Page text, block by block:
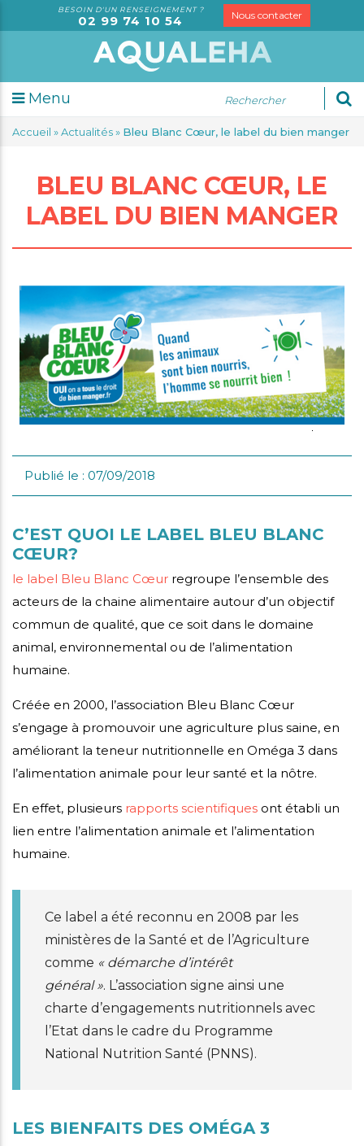
BESOIN D'UN RENSEIGNEMENT ?
02 99 74 10 54 Nous contacter
Menu
Accueil »Actualités» Bleu Blanc Cœur, le label du bien manger
BLEU BLANC CŒUR, LE
LABEL DU BIEN MANGER
Publié le : 07/09/2018
C’EST QUOI LE LABEL BLEU BLANC
CŒUR?
le label Bleu Blanc Cœur regroupe l’ensemble des
acteurs de la chaine alimentaire autour d’un objectif
commun de qualité, que ce soit dans le domaine
animal, environnemental ou de l’alimentation
humaine.
Créée en 2000, l’association Bleu Blanc Cœur
s’engage à promouvoir une agriculture plus saine, en
améliorant la teneur nutritionnelle en Oméga 3 dans
l’alimentation animale pour leur santé et la nôtre.
En effet, plusieurs rapports scientifiques ont établi un
lien entre l’alimentation animale et l’alimentation
humaine.
Ce label a été reconnu en 2008 par les
ministères de la Santé et de l’Agriculture
comme « démarche d’intérêt
général ». L’association signe ainsi une
charte d’engagements nutritionnels avec
l’Etat dans le cadre du Programme
National Nutrition Santé (PNNS).
LES BIENFAITS DES OMÉGA 3